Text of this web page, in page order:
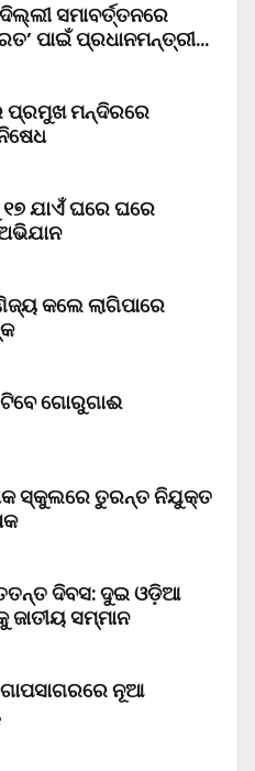
ସମାବର୍ତ୍ତନରେ
ପାଇଁ ପ୍ରଧାନମନ୍ତ୍ରୀ…
ପ୍ରମୁଖ ମନ୍ଦିରରେ
ଯାଏଁ ଘରେ ଘରେ
କଲେ ଲାଗିପାରେ
ଗୋରୁଗାଈ
ସ୍କୁଲରେ ତୁରନ୍ତ ନିଯୁକ୍ତ
ଦିବସ: ଦୁଇ ଓଡ଼ିଆ
ଜାତୀୟ ସମ୍ମାନ
ନୂଆ